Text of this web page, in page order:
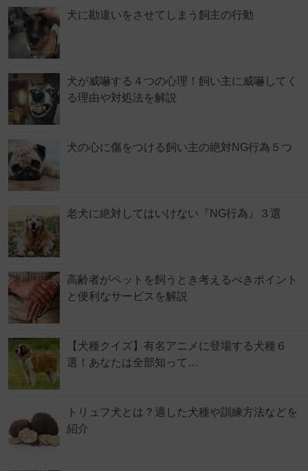
犬に勘違いをさせてしまう飼主の行動
犬が威嚇する４つの心理！飼い主に威嚇してく
る理由や対処法を解説
犬の心に傷をつける飼い主の絶対NG行為５つ
老犬に絶対してはいけない『NG行為』３選
高齢者がペットを飼うとき考えるべきポイント
と便利なサービスを解説
【犬種クイズ】有名アニメに登場する犬種６
選！あなたは全部知って…
トリュフ犬とは？適した犬種や訓練方法などを
紹介